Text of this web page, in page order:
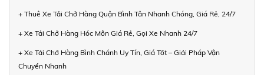
+ Thuê Xe Tải Chở Hàng Quận Bình Tân Nhanh Chóng, Giá Rẻ, 24/7
+ Xe Tải Chở Hàng Hóc Môn Giá Rẻ, Gọi Xe Nhanh 24/7
+ Xe Tải Chở Hàng Bình Chánh Uy Tín, Giá Tốt – Giải Pháp Vận
Chuyển Nhanh